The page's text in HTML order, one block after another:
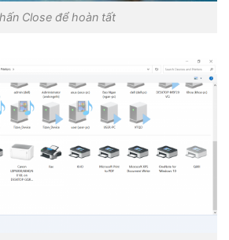
Close để hoàn tất